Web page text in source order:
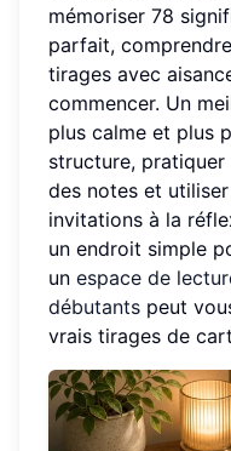
mémoriser 78
parfait,
tirages avec
commencer. Un
plus calme et plus
structure,
des notes et
invitations à la
un endroit simple
un espace de
débutants peut
vrais tirages de